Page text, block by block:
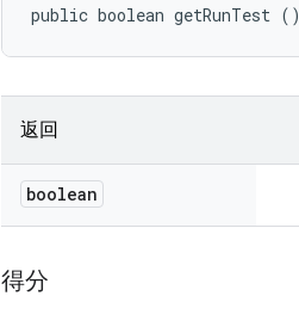
public boolean getRunTest ()
返回
boolean
得分